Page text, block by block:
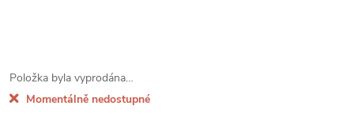
Položka byla vyprodána…
Momentálně nedostupné